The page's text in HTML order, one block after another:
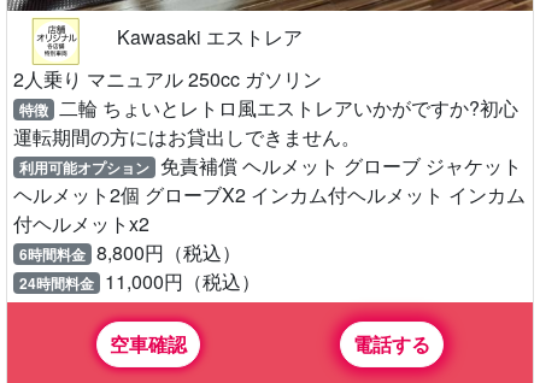
Kawasaki エストレア
2人乗り マニュアル 250cc ガソリン
特徴 二輪 ちょいとレトロ風エストレアいかがですか?初心
運転期間の方にはお貸出しできません。
利用可能オプション 免責補償 ヘルメット グローブ ジャケット
ヘルメット2個 グローブX2 インカム付ヘルメット インカム
付ヘルメットx2
6時間料金 8,800円（税込）
24時間料金 11,000円（税込）
空車確認 電話する